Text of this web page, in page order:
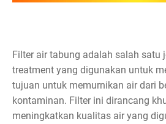
Filter air tabung adalah salah satu
treatment yang digunakan untuk
tujuan untuk memurnikan air dari
kontaminan. Filter ini dirancang
meningkatkan kualitas air yang